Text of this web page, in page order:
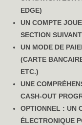
EDGE)
UN COMPTE
SECTION
UN MODE DE
(CARTE
ETC.)
UNE
CASH-OUT
OPTIONNEL : UN
ÉLECTRONIQUE